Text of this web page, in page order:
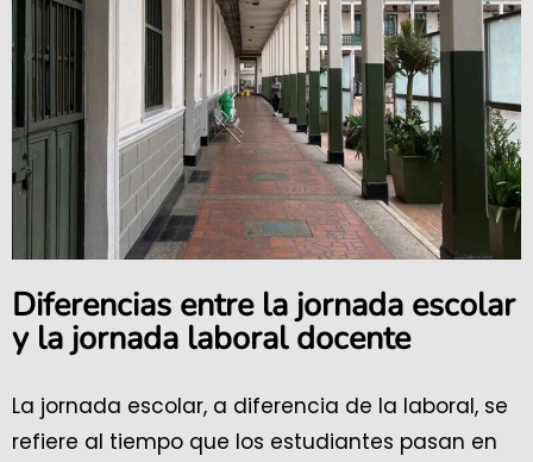
Diferencias entre la jornada escolar
y la jornada laboral docente
La jornada escolar, a diferencia de la laboral, se
refiere al tiempo que los estudiantes pasan en